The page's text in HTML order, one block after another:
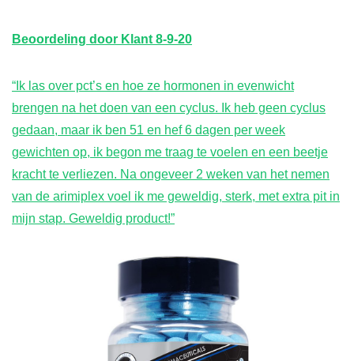
Beoordeling door Klant 8-9-20
“Ik las over pct’s en hoe ze hormonen in evenwicht
brengen na het doen van een cyclus. Ik heb geen cyclus
gedaan, maar ik ben 51 en hef 6 dagen per week
gewichten op, ik begon me traag te voelen en een beetje
kracht te verliezen. Na ongeveer 2 weken van het nemen
van de arimiplex voel ik me geweldig, sterk, met extra pit in
mijn stap. Geweldig product!”